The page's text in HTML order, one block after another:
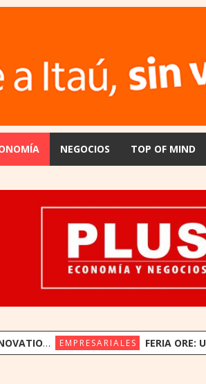
NEGOCIOS TOP OF MIND
EXPLORAR LA NUEVA ERA DE LA EXPERIENCIA DEL CLIENTE EMPRESARIALES FERIA ORE: UENO BANK APUESTA POR LA CULTURA